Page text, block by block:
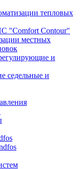
тепловых
"Comfort Contour"
местных
и
седельные и